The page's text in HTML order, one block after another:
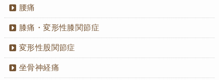
腰痛
膝痛・変形性膝関節症
変形性股関節症
坐骨神経痛